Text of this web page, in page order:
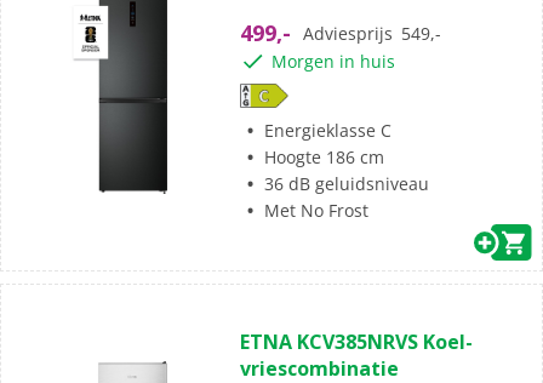
499,- Adviesprijs 549,-
Morgen in huis
Energieklasse C
Hoogte 186 cm
36 dB geluidsniveau
Met No Frost
ETNA KCV385NRVS Koel-
vriescombinatie